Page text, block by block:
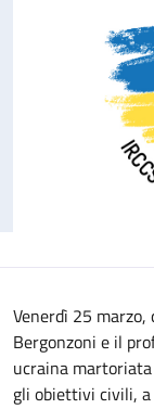
Venerdì 25 marzo,
Bergonzoni e il
ucraina
gli obiettivi civili, a